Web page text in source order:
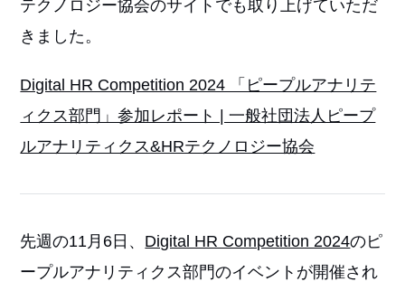
テクノロジー協会のサイトでも取り上げていただ
きました。
Digital HR Competition 2024 「ピープルアナリテ
ィクス部門」参加レポート | 一般社団法人ピープ
ルアナリティクス&HRテクノロジー協会
先週の11月6日、 Digital HR Competition 2024のピ
ープルアナリティクス部門のイベントが開催され